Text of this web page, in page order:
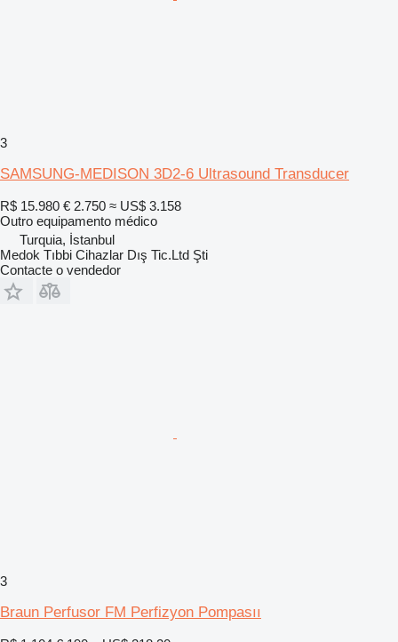
3
SAMSUNG-MEDISON 3D2-6 Ultrasound Transducer
R$ 15.980 € 2.750 ≈ US$ 3.158
Outro equipamento médico
Turquia, İstanbul
Medok Tıbbi Cihazlar Dış Tic.Ltd Şti
Contacte o vendedor
3
Braun Perfusor FM Perfizyon Pompasıı